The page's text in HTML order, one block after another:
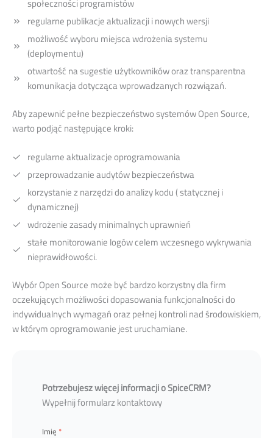
społeczności programistów
regularne publikacje aktualizacji i nowych wersji
możliwość wyboru miejsca wdrożenia systemu
(deploymentu)
otwartość na sugestie użytkowników oraz transparentna
komunikacja dotycząca wprowadzanych rozwiązań.
Aby zapewnić pełne bezpieczeństwo systemów Open Source,
warto podjąć następujące kroki:
regularne aktualizacje oprogramowania
przeprowadzanie audytów bezpieczeństwa
korzystanie z narzędzi do analizy kodu ( statycznej i
dynamicznej)
wdrożenie zasady minimalnych uprawnień
stałe monitorowanie logów celem wczesnego wykrywania
nieprawidłowości.
Wybór Open Source może być bardzo korzystny dla firm
oczekujących możliwości dopasowania funkcjonalności do
indywidualnych wymagań oraz pełnej kontroli nad środowiskiem,
w którym oprogramowanie jest uruchamiane.
Potrzebujesz więcej informacji o SpiceCRM?
Wypełnij formularz kontaktowy
Imię